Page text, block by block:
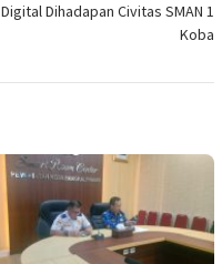
Digital Dihadapan Civitas SMAN 1
Koba